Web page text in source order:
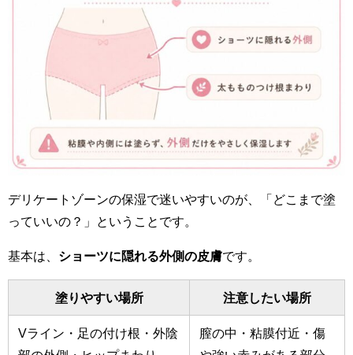
デリケートゾーンの保湿で迷いやすいのが、「どこまで塗
っていいの？」ということです。
基本は、 ショーツに隠れる外側の皮膚です。
塗りやすい場所 注意したい場所
Vライン・足の付け根・外陰
膣の中・粘膜付近・傷